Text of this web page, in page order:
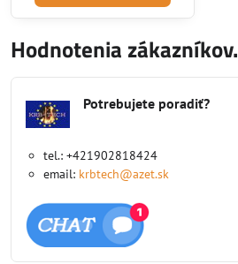
Hodnotenia zákazníkov.
Potrebujete poradiť?
tel.: +421902818424
email: krbtech@azet.sk